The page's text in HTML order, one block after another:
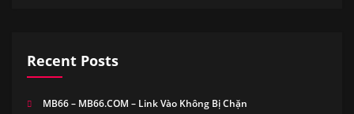
Recent Posts
MB66 – MB66.COM – Link Vào Không Bị Chặn